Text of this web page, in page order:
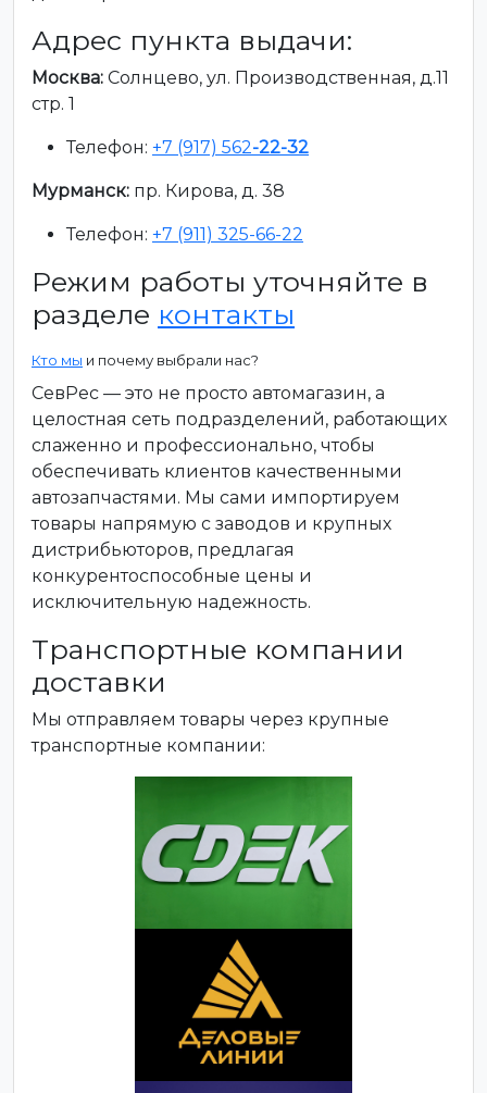
Адрес пункта выдачи:
Москва: Солнцево, ул. Производственная, д.11
стр. 1
Телефон: +7 (917) 562-22-32
Мурманск: пр. Кирова, д. 38
Телефон: +7 (911) 325-66-22
Режим работы уточняйте в
разделе контакты
Кто мы и почему выбрали нас?
СевРес — это не просто автомагазин, а
целостная сеть подразделений, работающих
слаженно и профессионально, чтобы
обеспечивать клиентов качественными
автозапчастями. Мы сами импортируем
товары напрямую с заводов и крупных
дистрибьюторов, предлагая
конкурентоспособные цены и
исключительную надежность.
Транспортные компании
доставки
Мы отправляем товары через крупные
транспортные компании: